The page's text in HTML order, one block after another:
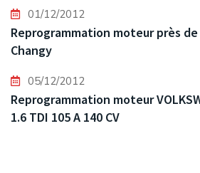
01/12/2012
Reprogrammation moteur près de
Changy
05/12/2012
Reprogrammation moteur
1.6 TDI 105 A 140 CV